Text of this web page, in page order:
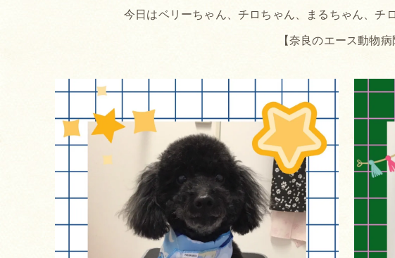
今日はベリーちゃん、チロちゃん、まるちゃん、チ
【奈良のエース動物病